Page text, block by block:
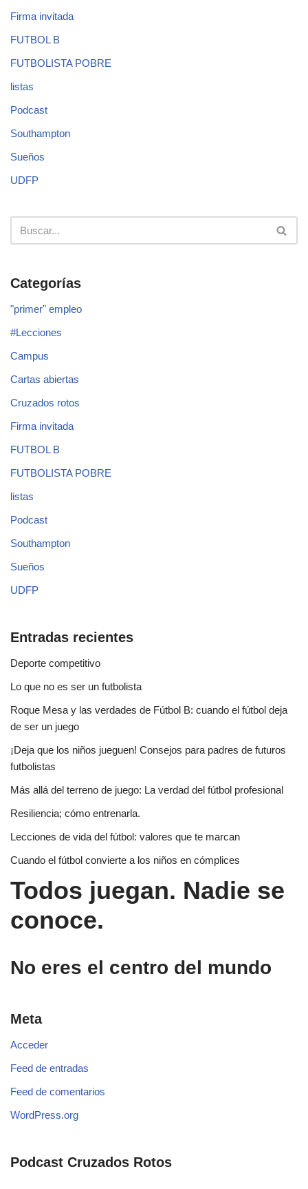
Firma invitada
FUTBOL B
FUTBOLISTA POBRE
listas
Podcast
Southampton
Sueños
UDFP
Categorías
"primer" empleo
#Lecciones
Campus
Cartas abiertas
Cruzados rotos
Firma invitada
FUTBOL B
FUTBOLISTA POBRE
listas
Podcast
Southampton
Sueños
UDFP
Entradas recientes
Deporte competitivo
Lo que no es ser un futbolista
Roque Mesa y las verdades de Fútbol B: cuando el fútbol deja
de ser un juego
¡Deja que los niños jueguen! Consejos para padres de futuros
futbolistas
Más allá del terreno de juego: La verdad del fútbol profesional
Resiliencia; cómo entrenarla.
Lecciones de vida del fútbol: valores que te marcan
Cuando el fútbol convierte a los niños en cómplices
Todos juegan. Nadie se
conoce.
No eres el centro del mundo
Meta
Acceder
Feed de entradas
Feed de comentarios
WordPress.org
Podcast Cruzados Rotos